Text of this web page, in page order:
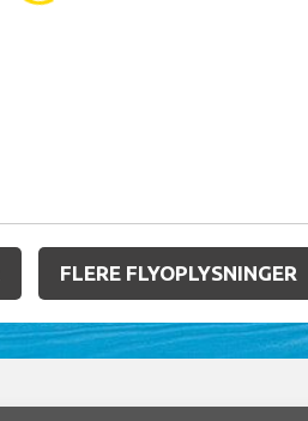
FLERE FLYOPLYSNINGER